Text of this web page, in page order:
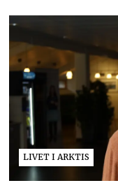
LIVET I ARKTIS